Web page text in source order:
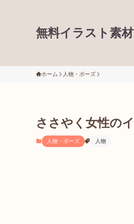
無料イラスト素
ホーム 人物・ポーズ
ささやく女性の
人物・ポーズ 人物